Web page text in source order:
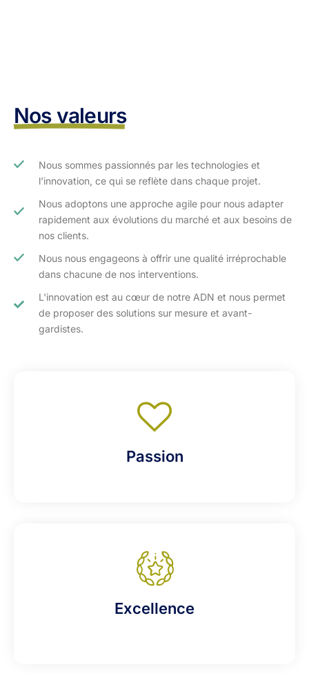
Nos valeurs
Nous sommes passionnés par les technologies et
l’innovation, ce qui se reflète dans chaque projet.
Nous adoptons une approche agile pour nous adapter
rapidement aux évolutions du marché et aux besoins de
nos clients.​
Nous nous engageons à offrir une qualité irréprochable
dans chacune de nos interventions.
L'innovation est au cœur de notre ADN et nous permet
de proposer des solutions sur mesure et avant-
gardistes.
Passion
Excellence